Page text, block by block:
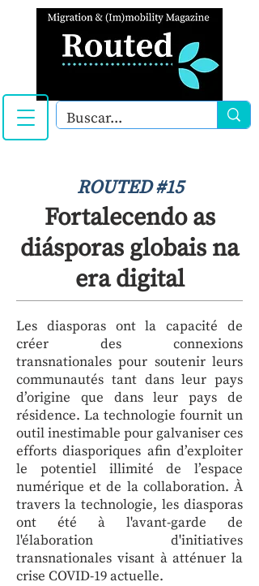
ROUTED #15
Fortalecendo as
diásporas globais na
era digital
Les diasporas ont la capacité de
créer des connexions
transnationales pour soutenir leurs
communautés tant dans leur pays
d’origine que dans leur pays de
résidence. La technologie fournit un
outil inestimable pour galvaniser ces
efforts diasporiques afin d’exploiter
le potentiel illimité de l’espace
numérique et de la collaboration. À
travers la technologie, les diasporas
ont été à l'avant-garde de
l'élaboration d'initiatives
transnationales visant à atténuer la
crise COVID-19 actuelle.